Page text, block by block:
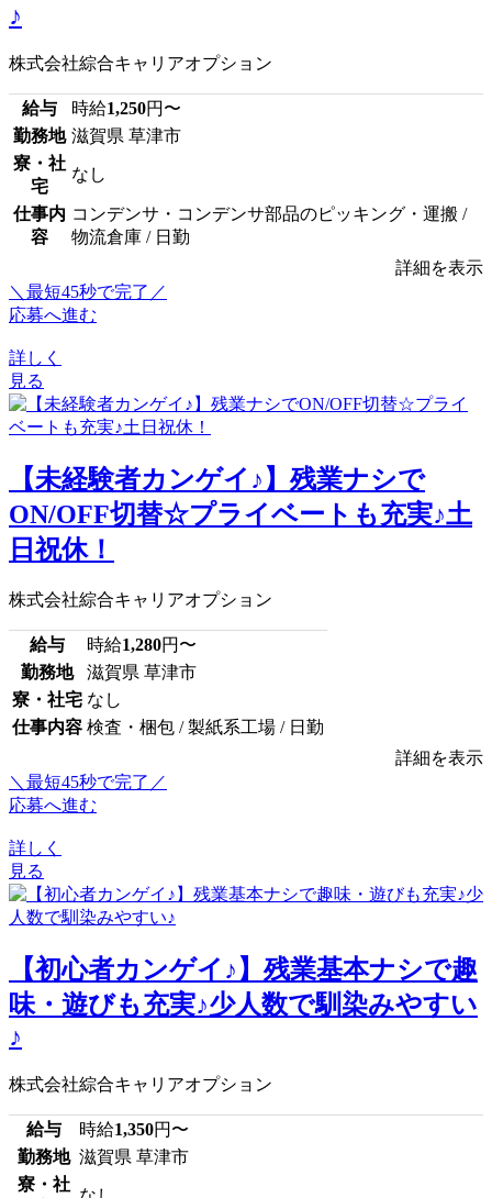
♪
株式会社綜合キャリアオプション
給与 時給1,250円〜
勤務地 滋賀県 草津市
寮・社
宅
なし
仕事内
容
コンデンサ・コンデンサ部品のピッキング・運搬 /
物流倉庫 / 日勤
詳細を表示
＼最短45秒で完了／
応募へ進む
詳しく
見る
【未経験者カンゲイ♪】残業ナシで
ON/OFF切替☆プライベートも充実♪土
日祝休！
株式会社綜合キャリアオプション
給与 時給1,280円〜
勤務地
滋賀県 草津市
寮・社宅 なし
仕事内容 検査・梱包 / 製紙系工場 / 日勤
詳細を表示
＼最短45秒で完了／
応募へ進む
詳しく
見る
【初心者カンゲイ♪】残業基本ナシで趣
味・遊びも充実♪少人数で馴染みやすい
♪
株式会社綜合キャリアオプション
給与 時給1,350円〜
勤務地 滋賀県 草津市
寮・社